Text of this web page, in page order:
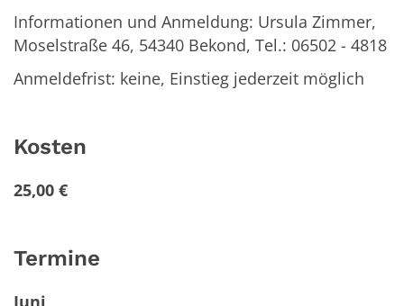
Informationen und Anmeldung: Ursula Zimmer,
Moselstraße 46, 54340 Bekond, Tel.: 06502 - 4818
Anmeldefrist: keine, Einstieg jederzeit möglich
Kosten
25,00 €
Termine
Juni